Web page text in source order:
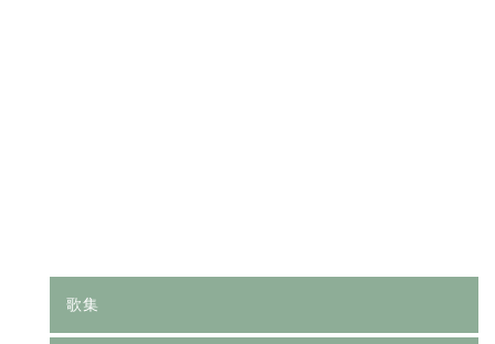
歌集